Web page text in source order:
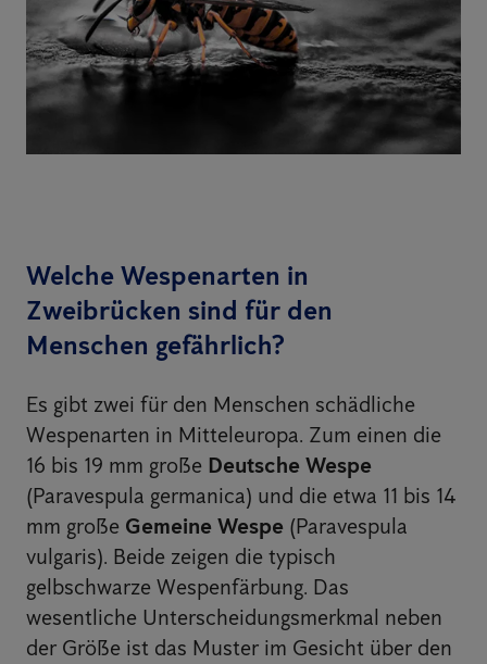
Welche Wespenarten in
Zweibrücken sind für den
Menschen gefährlich?
Es gibt zwei für den Menschen schädliche
Wespenarten in Mitteleuropa. Zum einen die
16 bis 19 mm große Deutsche Wespe
(Paravespula germanica) und die etwa 11 bis 14
mm große Gemeine Wespe (Paravespula
vulgaris). Beide zeigen die typisch
gelbschwarze Wespenfärbung. Das
wesentliche Unterscheidungsmerkmal neben
der Größe ist das Muster im Gesicht über den